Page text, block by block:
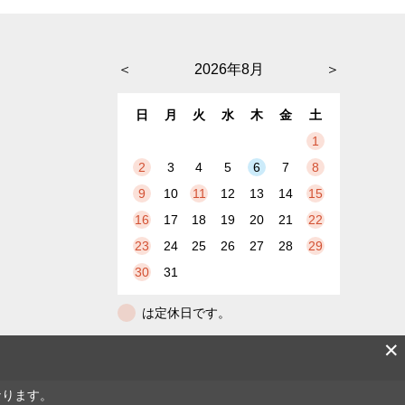
＜ ＞
2026年8月
日 月 火 水 木 金
土
1
2
3 4 5 6 7
8
9
10 11 12 13 14
15
16
17 18 19 20 21
22
23
24 25 26 27 28
29
30
31
は定休日です。
✕
ます。